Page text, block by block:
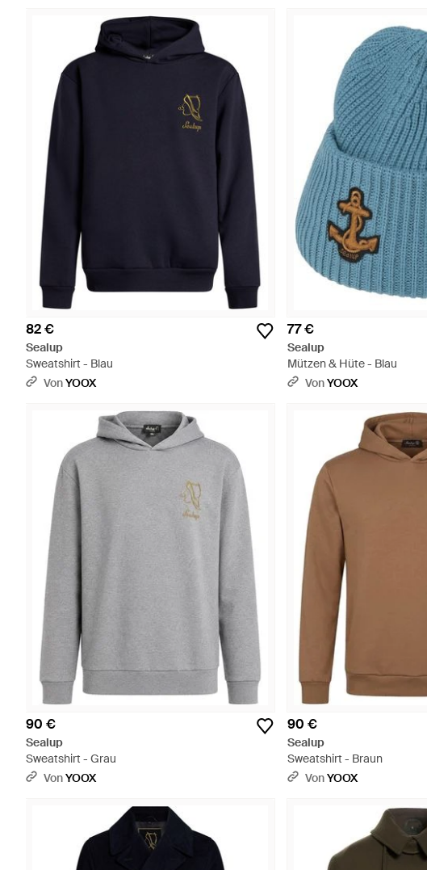
82 €
Sealup
Sweatshirt - Blau
VonYOOX
77 €
Sealup
Mützen & Hüte - Blau
VonYOOX
90 €
Sealup
Sweatshirt - Grau
VonYOOX
90 €
Sealup
Sweatshirt - Braun
VonYOOX